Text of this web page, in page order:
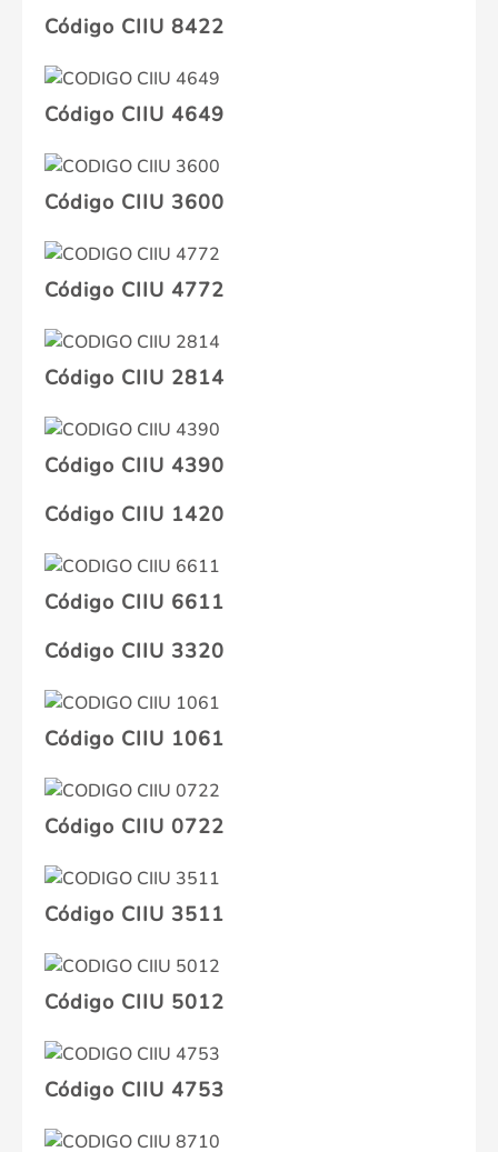
Código CIIU 8422
Código CIIU 4649
Código CIIU 3600
Código CIIU 4772
Código CIIU 2814
Código CIIU 4390
Código CIIU 1420
Código CIIU 6611
Código CIIU 3320
Código CIIU 1061
Código CIIU 0722
Código CIIU 3511
Código CIIU 5012
Código CIIU 4753